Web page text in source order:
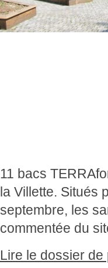
11 bacs
la Villette. Situés
septembre, les
commentée du
Lire le dossier de